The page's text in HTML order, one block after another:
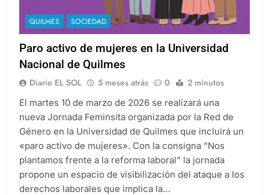
QUILMES SOCIEDAD
Paro activo de mujeres en la Universidad
Nacional de Quilmes
Diario EL SOL 5 meses atrás 0 2 minutos
El martes 10 de marzo de 2026 se realizará una
nueva Jornada Feminsita organizada por la Red de
Género en la Universidad de Quilmes que incluirá un
«paro activo de mujeres». Con la consigna “Nos
plantamos frente a la reforma laboral” la jornada
propone un espacio de visibilización del ataque a los
derechos laborales que implica la…